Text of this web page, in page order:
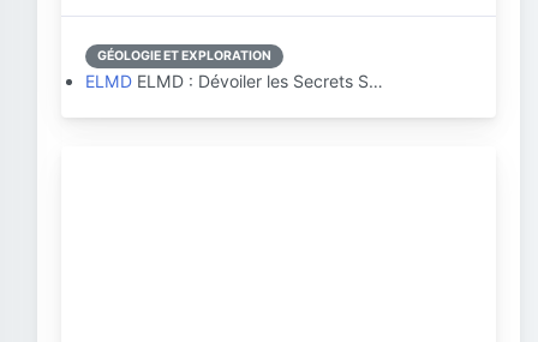
GÉOLOGIE ET EXPLORATION
ELMD ELMD : Dévoiler les Secrets S…